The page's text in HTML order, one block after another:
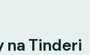
na Tinderi